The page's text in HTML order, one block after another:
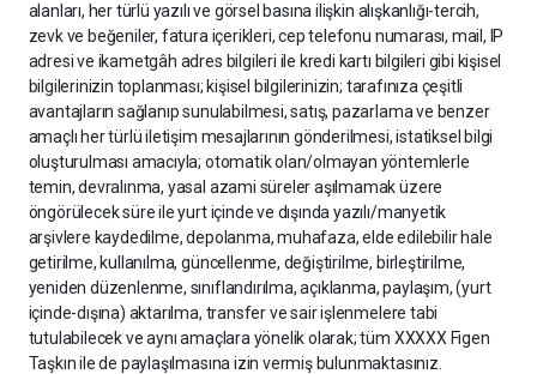
alanları, her türlü yazılı ve görsel basına ilişkin alışkanlığı-tercih,
zevk ve beğeniler, fatura içerikleri, cep telefonu numarası, mail, IP
adresi ve ikametgâh adres bilgileri ile kredi kartı bilgileri gibi kişisel
bilgilerinizin toplanması; kişisel bilgilerinizin; tarafınıza çeşitli
avantajların sağlanıp sunulabilmesi, satış, pazarlama ve benzer
amaçlı her türlü iletişim mesajlarının gönderilmesi, istatiksel bilgi
oluşturulması amacıyla; otomatik olan/olmayan yöntemlerle
temin, devralınma, yasal azami süreler aşılmamak üzere
öngörülecek süre ile yurt içinde ve dışında yazılı/manyetik
arşivlere kaydedilme, depolanma, muhafaza, elde edilebilir hale
getirilme, kullanılma, güncellenme, değiştirilme, birleştirilme,
yeniden düzenlenme, sınıflandırılma, açıklanma, paylaşım, (yurt
içinde-dışına) aktarılma, transfer ve sair işlenmelere tabi
tutulabilecek ve aynı amaçlara yönelik olarak; tüm XXXXX Figen
Taşkın ile de paylaşılmasına izin vermiş bulunmaktasınız.